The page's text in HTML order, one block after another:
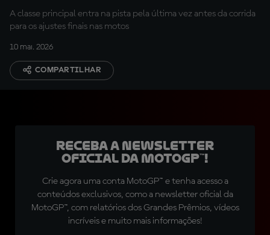
A classe principal entra na pista pela última vez antes da corrida
para os ajustes finais nas motos
10 mai. 2026
COMPARTILHAR
Receba a newsletter
oficial da MotoGP™!
Crie agora uma conta MotoGP™ e tenha acesso a
conteúdos exclusivos, como a newsletter oficial da
MotoGP™, com relatórios dos Grandes Prêmios, vídeos
incríveis e muito mais informações!